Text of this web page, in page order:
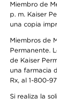
Miembro de
p. m. Kaiser
una copia
Miembros de
Permanente.
de Kaiser
una farmacia
Rx, al 1-800-
Si realiza la